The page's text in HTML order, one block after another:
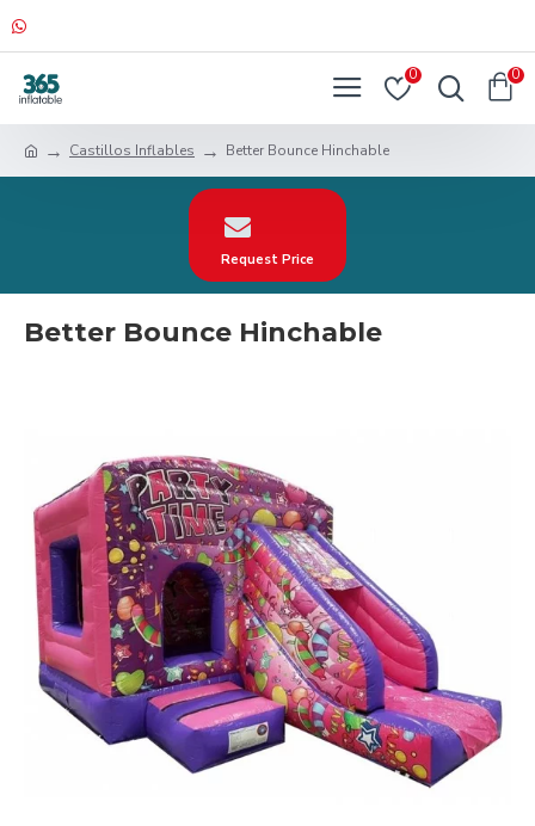
0 0
Castillos Inflables Better Bounce Hinchable
Request Price
Better Bounce Hinchable